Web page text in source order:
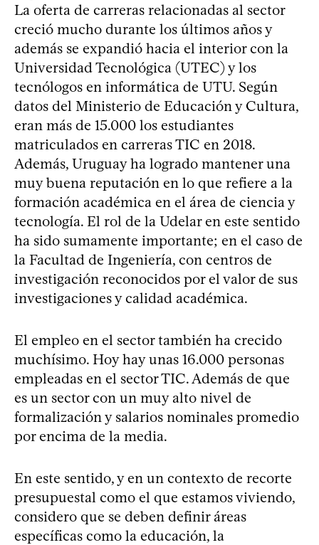
La oferta de carreras relacionadas al sector
creció mucho durante los últimos años y
además se expandió hacia el interior con la
Universidad Tecnológica (UTEC) y los
tecnólogos en informática de UTU. Según
datos del Ministerio de Educación y Cultura,
eran más de 15.000 los estudiantes
matriculados en carreras TIC en 2018.
Además, Uruguay ha logrado mantener una
muy buena reputación en lo que refiere a la
formación académica en el área de ciencia y
tecnología. El rol de la Udelar en este sentido
ha sido sumamente importante; en el caso de
la Facultad de Ingeniería, con centros de
investigación reconocidos por el valor de sus
investigaciones y calidad académica.
El empleo en el sector también ha crecido
muchísimo. Hoy hay unas 16.000 personas
empleadas en el sector TIC. Además de que
es un sector con un muy alto nivel de
formalización y salarios nominales promedio
por encima de la media.
En este sentido, y en un contexto de recorte
presupuestal como el que estamos viviendo,
considero que se deben definir áreas
específicas como la educación, la